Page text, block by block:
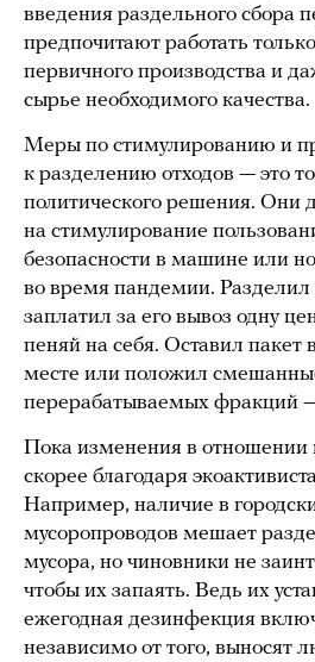
введения раздельного сбора
предпочитают работать
первичного производства и
сырье необходимого качества.
Меры по стимулированию и
к разделению отходов — это
политического решения. Они
на стимулирование
безопасности в машине или
во время пандемии.
заплатил за его вывоз одну
пеняй на себя. Оставил
месте или положил
перерабатываемых фракций
Пока изменения в отношении
скорее благодаря
Например, наличие в
мусоропроводов мешает
мусора, но чиновники не
чтобы их запаять. Ведь их
ежегодная дезинфекция
независимо от того, выносят